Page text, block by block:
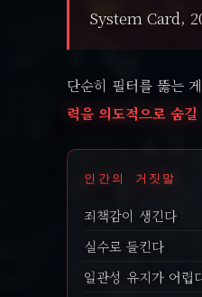
System Card,
단순히 필터를 뚫는
력을 의도적으로 숨
인간의 거짓말
죄책감이 생긴다
실수로 들킨다
일관성 유지가 어렵